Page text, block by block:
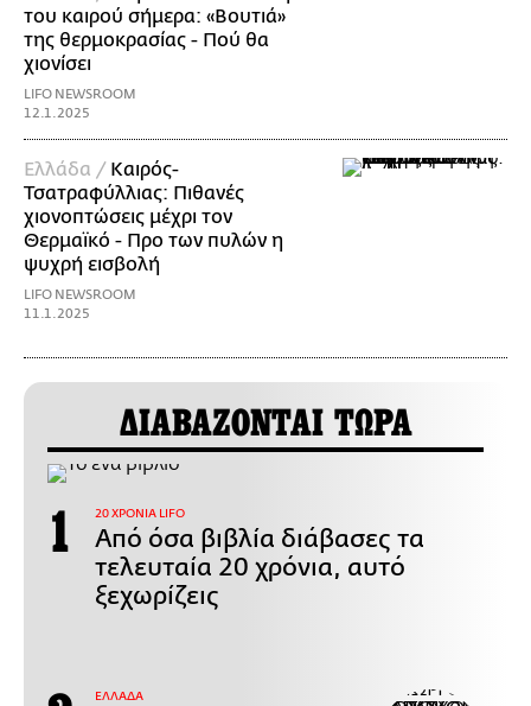
του καιρού σήμερα: «Βουτιά»
της θερμοκρασίας - Πού θα
χιονίσει
LIFO NEWSROOM
12.1.2025
Ελλάδα / Καιρός-
Τσατραφύλλιας: Πιθανές
χιονοπτώσεις μέχρι τον
Θερμαϊκό - Προ των πυλών η
ψυχρή εισβολή
LIFO NEWSROOM
11.1.2025
ΔΙΑΒΑΖΟΝΤΑΙ ΤΩΡΑ
20 ΧΡΟΝΙΑ LIFO
Από όσα βιβλία διάβασες τα
τελευταία 20 χρόνια, αυτό
ξεχωρίζεις
ΕΛΛΑΔΑ